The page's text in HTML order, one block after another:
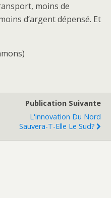
moins de
d’argent dépensé. Et
Publication Suivante
L'innovation Du Nord
Sauvera-T-Elle Le Sud?